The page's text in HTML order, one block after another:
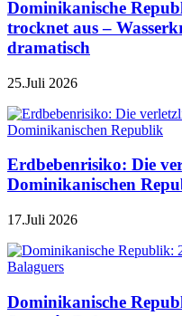
Dominikanische
trocknet aus –
dramatisch
25.Juli 2026
Erdbebenrisiko: Die
Dominikanischen
17.Juli 2026
Dominikanische